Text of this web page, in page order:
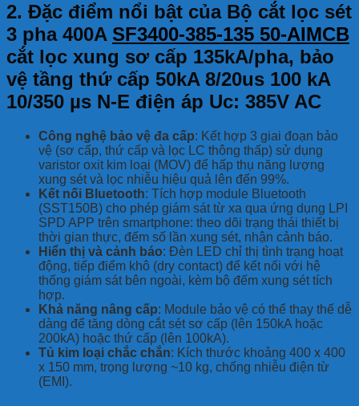
2. Đặc điểm nổi bật của Bộ cắt lọc sét
3 pha 400A SF3400-385-135 50-AIMCB
cắt lọc xung sơ cấp 135kA/pha, bảo
vệ tầng thứ cấp 50kA 8/20us 100 kA
10/350 µs N-E điện áp Uc: 385V AC
Công nghệ bảo vệ đa cấp: Kết hợp 3 giai đoạn bảo
vệ (sơ cấp, thứ cấp và lọc LC thông thấp) sử dụng
varistor oxit kim loại (MOV) để hấp thụ năng lượng
xung sét và lọc nhiễu hiệu quả lên đến 99%.
Kết nối Bluetooth: Tích hợp module Bluetooth
(SST150B) cho phép giám sát từ xa qua ứng dụng LPI
SPD APP trên smartphone: theo dõi trạng thái thiết bị
thời gian thực, đếm số lần xung sét, nhận cảnh báo.
Hiển thị và cảnh báo: Đèn LED chỉ thị tình trạng hoạt
động, tiếp điểm khô (dry contact) để kết nối với hệ
thống giám sát bên ngoài, kèm bộ đếm xung sét tích
hợp.
Khả năng nâng cấp: Module bảo vệ có thể thay thế dễ
dàng để tăng dòng cắt sét sơ cấp (lên 150kA hoặc
200kA) hoặc thứ cấp (lên 100kA).
Tủ kim loại chắc chắn: Kích thước khoảng 400 x 400
x 150 mm, trọng lượng ~10 kg, chống nhiễu điện từ
(EMI).